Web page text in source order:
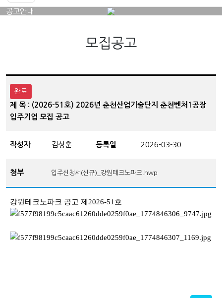
공고안내
모집공고
완료
제 목 : (2026-51호) 2026년 춘천산업기술단지 춘천벤처1공장
입주기업 모집 공고
작성자 김성훈 등록일 2026-03-30
첨부 입주신청서(신규)_강원테크노파크.hwp
강원테크노파크 공고 제2026-51호